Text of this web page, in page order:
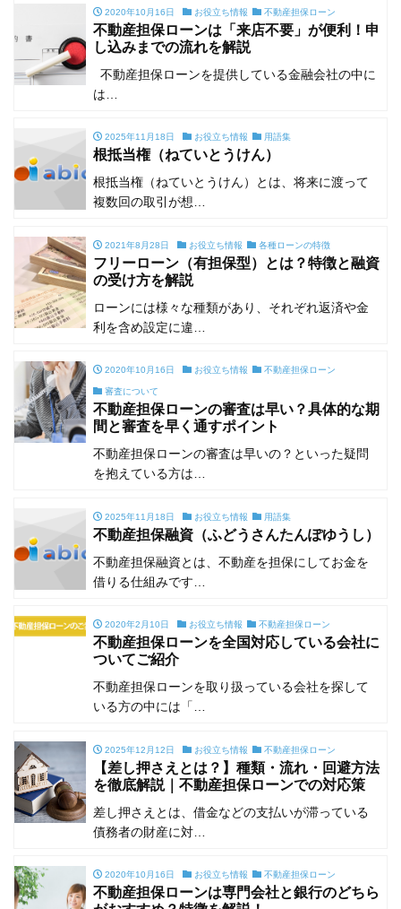
2020年10月16日 お役立ち情報 不動産担保ローン
不動産担保ローンは「来店不要」が便利！申
し込みまでの流れを解説
不動産担保ローンを提供している金融会社の中に
は…
2025年11月18日 お役立ち情報 用語集
根抵当権（ねていとうけん）
根抵当権（ねていとうけん）とは、将来に渡って
複数回の取引が想…
2021年8月28日 お役立ち情報 各種ローンの特徴
フリーローン（有担保型）とは？特徴と融資
の受け方を解説
ローンには様々な種類があり、それぞれ返済や金
利を含め設定に違…
2020年10月16日 お役立ち情報 不動産担保ローン
審査について
不動産担保ローンの審査は早い？具体的な期
間と審査を早く通すポイント
不動産担保ローンの審査は早いの？といった疑問
を抱えている方は…
2025年11月18日 お役立ち情報 用語集
不動産担保融資（ふどうさんたんぽゆうし）
不動産担保融資とは、不動産を担保にしてお金を
借りる仕組みです…
2020年2月10日 お役立ち情報 不動産担保ローン
不動産担保ローンを全国対応している会社に
ついてご紹介
不動産担保ローンを取り扱っている会社を探して
いる方の中には「…
2025年12月12日 お役立ち情報 不動産担保ローン
【差し押さえとは？】種類・流れ・回避方法
を徹底解説｜不動産担保ローンでの対応策
差し押さえとは、借金などの支払いが滞っている
債務者の財産に対…
2020年10月16日 お役立ち情報 不動産担保ローン
不動産担保ローンは専門会社と銀行のどちら